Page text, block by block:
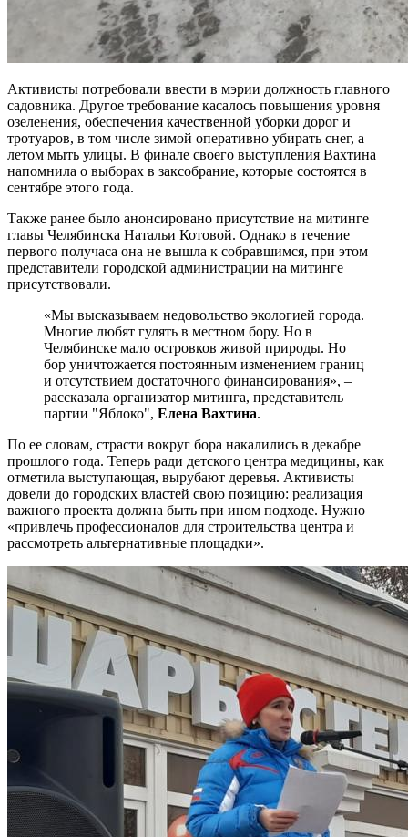
Активисты потребовали ввести в мэрии должность главного
садовника. Другое требование касалось повышения уровня
озеленения, обеспечения качественной уборки дорог и
тротуаров, в том числе зимой оперативно убирать снег, а
летом мыть улицы. В финале своего выступления Вахтина
напомнила о выборах в заксобрание, которые состоятся в
сентябре этого года.
Также ранее было анонсировано присутствие на митинге
главы Челябинска Натальи Котовой. Однако в течение
первого получаса она не вышла к собравшимся, при этом
представители городской администрации на митинге
присутствовали.
«Мы высказываем недовольство экологией города.
Многие любят гулять в местном бору. Но в
Челябинске мало островков живой природы. Но
бор уничтожается постоянным изменением границ
и отсутствием достаточного финансирования», –
рассказала организатор митинга, представитель
партии "Яблоко", Елена Вахтина.
По ее словам, страсти вокруг бора накалились в декабре
прошлого года. Теперь ради детского центра медицины, как
отметила выступающая, вырубают деревья. Активисты
довели до городских властей свою позицию: реализация
важного проекта должна быть при ином подходе. Нужно
«привлечь профессионалов для строительства центра и
рассмотреть альтернативные площадки».